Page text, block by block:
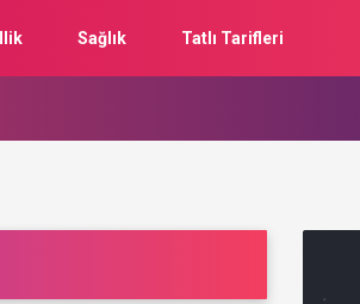
Sağlık Tatlı Tarifleri